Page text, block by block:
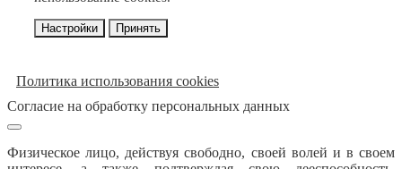
Настройки Принять
Политика использования cookies
Согласие на обработку персональных данных
Физическое лицо, действуя свободно, своей волей и в своем